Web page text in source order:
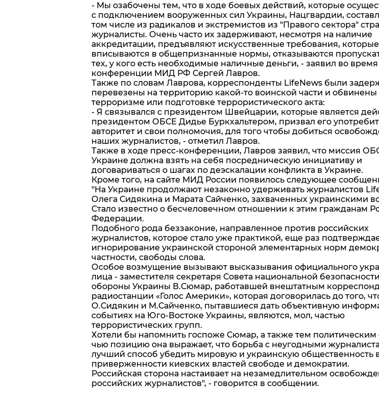
- Мы озабочены тем, что в ходе боевых действий, которые
с подключением вооруженных сил Украины, Нацгвардии,
том числе из радикалов и экстремистов из "Правого сектора"
журналисты. Очень часто их задерживают, несмотря на наличие
аккредитации, предъявляют искусственные требования,
вписываются в общепризнанные нормы, отказываются
тех, у кого есть необходимые наличные деньги, - заявил во
конференции МИД РФ Сергей Лавров.
Также по словам Лаврова, корреспонденты LifeNews были
перевезены на территорию какой-то воинской части и обвинены
терроризме или подготовке террористического акта:
- Я связывался с президентом Швейцарии, которые является
президентом ОБСЕ Дидье Буркхальтером, призвал его
авторитет и свои полномочия, для того чтобы добиться
наших журналистов, - отметил Лавров.
Также в ходе пресс-конференции, Лавров заявил, что миссия
Украине должна взять на себя посредническую инициативу и
договариваться о шагах по деэскалации конфликта в Украине.
Кроме того, на сайте МИД России появилось следующее
"На Украине продолжают незаконно удерживать журналистов
Олега Сидякина и Марата Сайченко, захваченных украинскими
Стало известно о бесчеловечном отношении к этим гражданам
Федерации.
Подобного рода беззаконие, направленное против российских
журналистов, которое стало уже практикой, еще раз
игнорирование украинской стороной элементарных норм
частности, свободы слова.
Особое возмущение вызывают высказывания официального
лица - заместителя секретаря Совета национальной
обороны Украины В.Сюмар, работавшей внештатным
радиостанции «Голос Америки», которая договорилась до того,
О.Сидякин и М.Сайченко, пытавшиеся дать объективную
событиях на Юго-Востоке Украины, являются, мол, частью
террористических групп.
Хотели бы напомнить госпоже Сюмар, а также тем политическим
чью позицию она выражает, что борьба с неугодными
лучший способ убедить мировую и украинскую общественность
приверженности киевских властей свободе и демократии.
Российская сторона настаивает на незамедлительном
российских журналистов", - говорится в сообщении.